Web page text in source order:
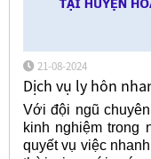
21-08-2024
Dịch vụ ly hôn
Với đội ngũ
kinh nghiệm trong
quyết vụ việc